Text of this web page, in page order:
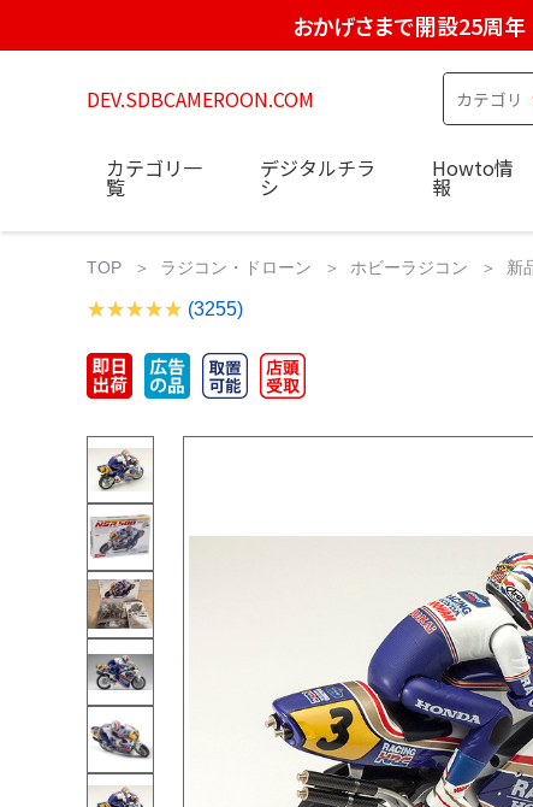
おかげさまで開設25周年
DEV.SDBCAMEROON.COM
カテゴリ一
覧
デジタルチラ
シ
Howto情
報
TOP ラジコン・ドローン ホビーラジコン 新
(3255)